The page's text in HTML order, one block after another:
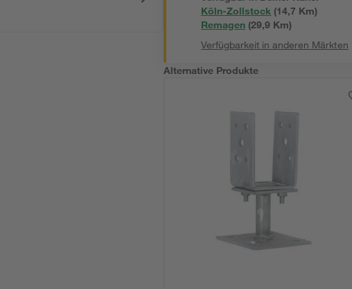
Köln-Zollstock (14,7 Km)
Remagen (29,9 Km)
Verfügbarkeit in anderen Märkten
Alternative Produkte